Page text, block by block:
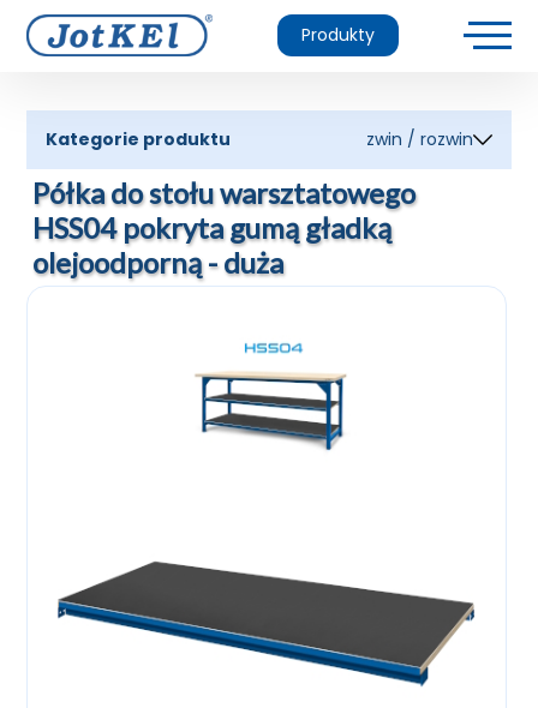
Produkty
Kategorie produktu zwin / rozwin
Półka do stołu warsztatowego
HSS04 pokryta gumą gładką
olejoodporną - duża